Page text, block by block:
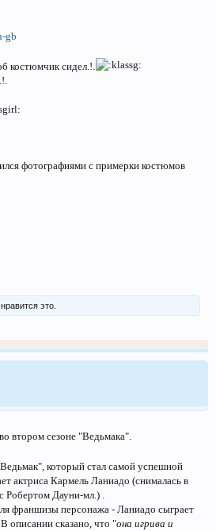
gb
костюмчик сидел.!.
фотографиями с примерки костюмов
нравится это.
втором сезоне "Ведьмака".
который стал самой успешной
актриса Кармель Ланиадо (снималась в
Робертом Дауни-мл.) .
франшизы персонажа - Ланиадо сыграет
описании сказано, что "она игрива и